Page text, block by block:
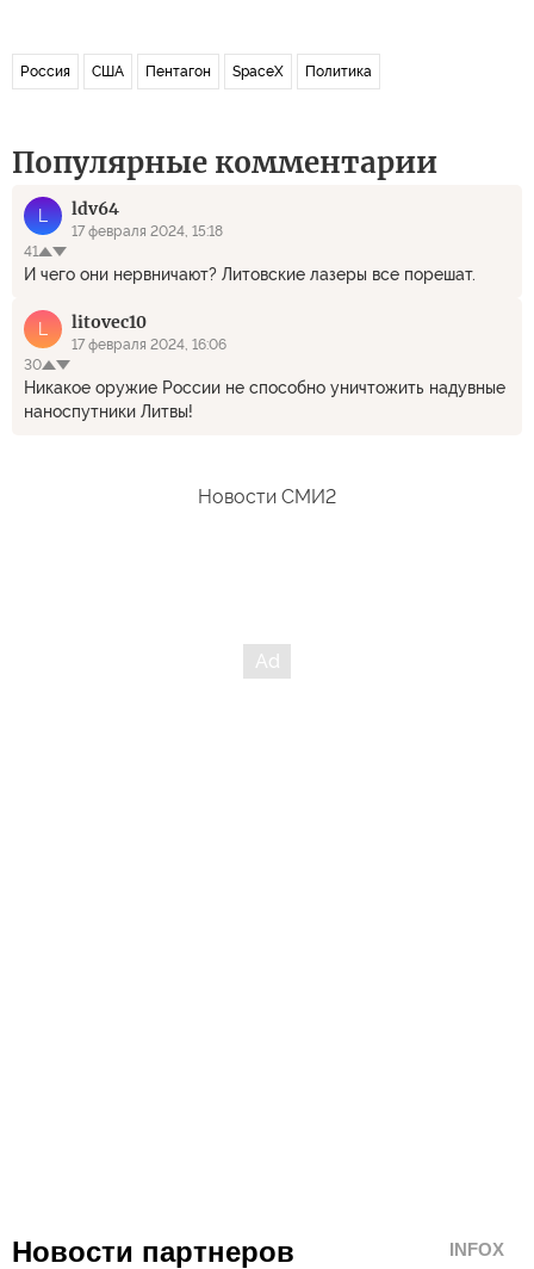
Россия США Пентагон SpaceX Политика
Популярные комментарии
L ldv64
17 февраля 2024, 15:18
41
И чего они нервничают? Литовские лазеры все порешат.
L litovec10
17 февраля 2024, 16:06
30
Никакое оружие России не способно уничтожить надувные
наноспутники Литвы!
Новости СМИ2
Новости партнеров INFOX